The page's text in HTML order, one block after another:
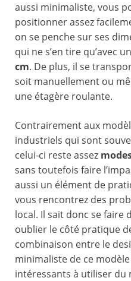
aussi minimaliste, vous
positionner assez
on se penche sur ses
qui ne s’en tire qu’avec
cm. De plus, il se
soit manuellement ou
une étagère roulante.
Contrairement aux
industriels qui sont
celui-ci reste assez
sans toutefois faire
aussi un élément de
vous rencontrez des
local. Il sait donc se faire
oublier le côté pratique
combinaison entre le
minimaliste de ce
intéressants à utiliser du